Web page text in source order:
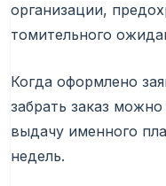
организации,
томительного
Когда оформлено
забрать заказ
выдачу именного
недель.